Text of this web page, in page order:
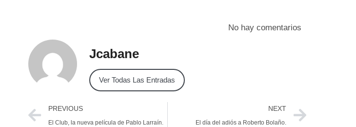
No hay comentarios
Jcabane
Ver Todas Las Entradas
PREVIOUS
El Club, la nueva película de Pablo Larraín.
NEXT
El día del adiós a Roberto Bolaño.